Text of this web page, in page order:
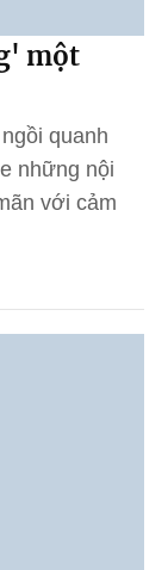
một
quanh
những nội
với cảm